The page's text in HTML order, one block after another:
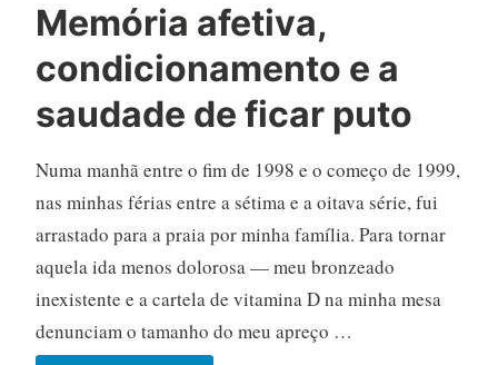
Memória afetiva,
condicionamento e a
saudade de ficar puto
Numa manhã entre o fim de 1998 e o começo de 1999,
nas minhas férias entre a sétima e a oitava série, fui
arrastado para a praia por minha família. Para tornar
aquela ida menos dolorosa — meu bronzeado
inexistente e a cartela de vitamina D na minha mesa
denunciam o tamanho do meu apreço …